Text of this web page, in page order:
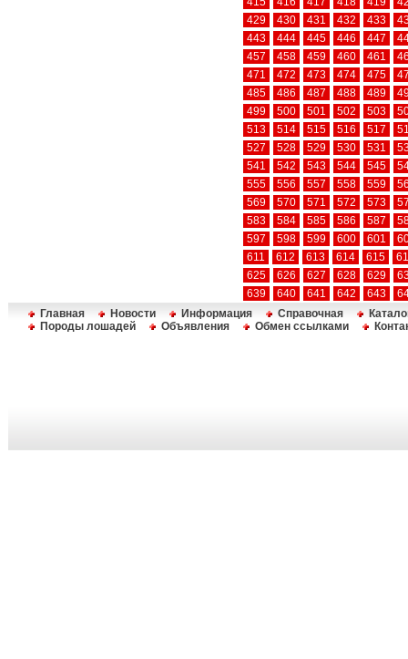
429
430 431 432 433
443
444 445 446 447
457
458 459 460 461
471
472 473 474 475
485
486 487 488 489
499
500 501 502 503
513
514 515 516 517
527
528 529 530 531
541
542 543 544 545
555
556 557 558 559
569
570 571 572 573
583
584 585 586 587
597
598 599 600 601
611
612 613 614 615
625
626 627 628 629
639
640 641 642 643
Главная
Новости Информация Справочная
Породы лошадей
Объявления Обмен ссылками